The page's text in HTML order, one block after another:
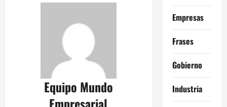
Equipo Mundo
Empresarial
Empresas
Frases
Gobierno
Industria